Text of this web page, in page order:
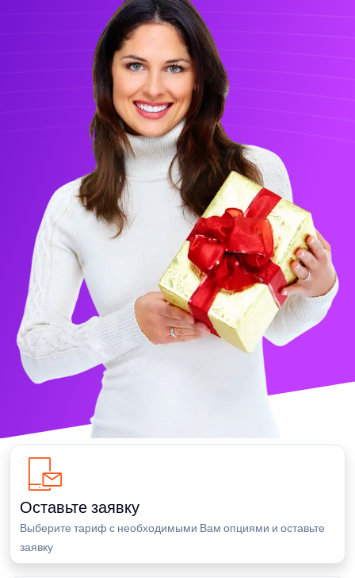
Оставьте заявку
Выберите тариф с необходимыми Вам опциями и оставьте
заявку